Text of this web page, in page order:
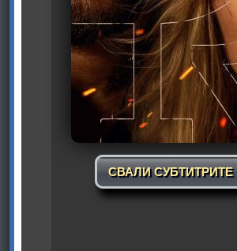
СВАЛИ СУБТИТРИТЕ